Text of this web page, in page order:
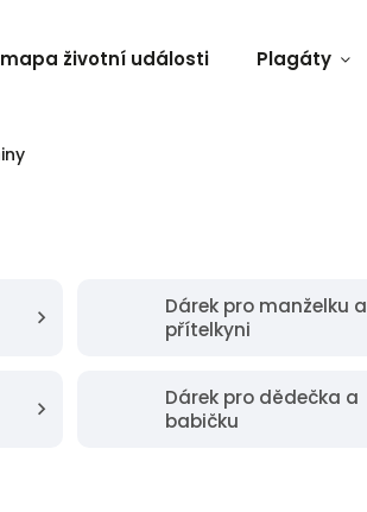
životní události Plagáty
Dárek pro manželku a
přítelkyni
Dárek pro dědečka a
babičku